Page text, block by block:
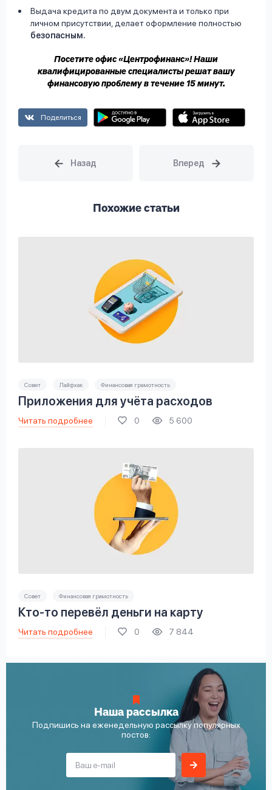
Выдача кредита по двум документа и только при
личном присутствии, делает оформление полностью
безопасным.
Посетите офис «Центрофинанс»! Наши
квалифицированные специалисты решат вашу
финансовую проблему в течение 15 минут.
Поделиться
Похожие статьи
Совет Лайфхак Финансовая грамотность
Приложения для учёта расходов
Читать подробнее 0 5 600
Совет Финансовая грамотность
Кто-то перевёл деньги на карту
Читать подробнее 0 7 844
Наша рассылка
Подпишись на еженедельную рассылку популярных
постов: